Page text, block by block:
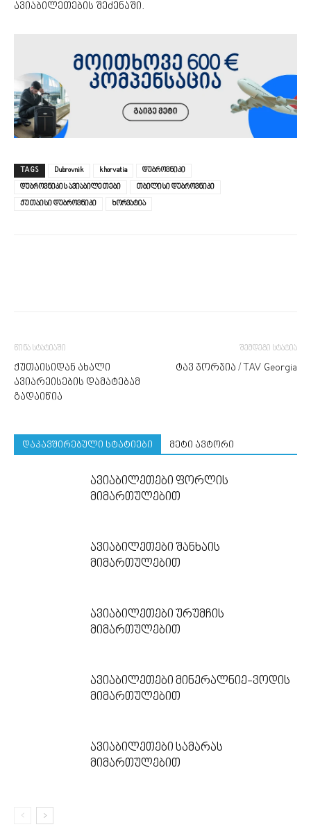
ავიაბილეთების შეძენაში.
TAGS Dubrovnik khorvatia
დუბროვნიკი
დუბროვნიკის ავიაბილეთები
თბილისი დუბროვნიკი
ქუთაისი დუბროვნიკი
ხორვატია
წინა სტატიაში
ქუთაისიდან ახალი
ავიარეისების დამატებამ
გადაიწია
შემდეგი სტატია
ტავ ჯორჯია / TAV Georgia
დაკავშირებული სტატიები მეტი ავტორი
ავიაბილეთები ფორლის
მიმართულებით
ავიაბილეთები შანხაის
მიმართულებით
ავიაბილეთები ურუმჩის
მიმართულებით
ავიაბილეთები მინერალნიე-ვოდის
მიმართულებით
ავიაბილეთები სამარას
მიმართულებით